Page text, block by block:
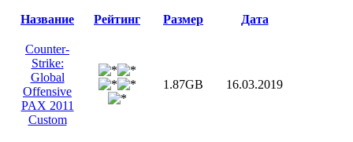
Название Рейтинг Размер Дата
Counter-
Strike:
Global
Offensive
PAX 2011
Custom
1.87GB 16.03.2019